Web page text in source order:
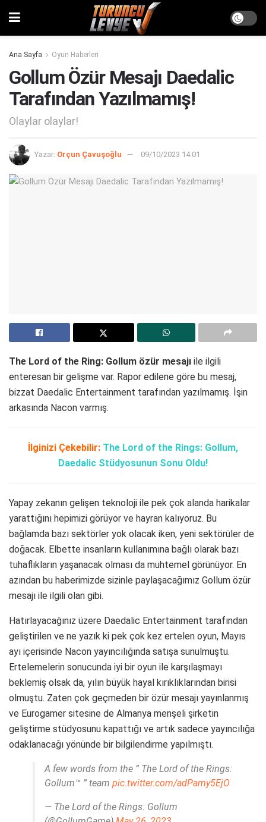
Ana Sayfa Oyun Haberleri
Gollum Özür Mesajı Daedalic
Tarafından Yazılmamış!
Olaylar olaylar!
Yazar: Orçun Çavuşoğlu 09/10/2023 14:01
The Lord of the Ring: Gollum özür mesajı ile ilgili
enteresan bir gelişme var. Rapor edilene göre bu mesaj,
bizzat Daedalic Entertainment tarafından yazılmamış. İşin
arkasında Nacon varmış.
İlginizi Çekebilir: The Lord of the Rings: Gollum,
Daedalic Stüdyosunun Sonu Oldu!
Yapay zekanın gelişen teknoloji ile pek çok alanda harikalar
yarattığını hepimizi görüyor ve hayran kalıyoruz. Bu
bağlamda bazı sektörler yok olacak iken, yeni sektörüler de
doğacak. Elbette insanların kullanımına bağlı olarak bazı
tuhaflıkların yaşanacak olması da muhtemel görünüyor. En
azından bu haberimizde sizinle paylaşacağımız Gollum özür
mesajı ile ilgili olan gibi.
Hatırlayacağınız üzere Daedalic Entertainment tarafından
geliştirilen ve ne yazık ki pek çok kez ertelen oyun, Mayıs
ayı içerisinde Nacon yayıncılığında satışa sunulmuştu.
Ertelemelerin sonucunda iyi bir oyun ile karşılaşmayı
beklemiş olsak da, yılın büyük hayal kırıklıklarından birisi
olmuştu. Zaten çok geçmeden bir özür mesajı yayınlanmış
ve Eurogamer sitesine de Almanya menşeli şirketin
geliştirme stüdyosunu kapattığı ve artık sadece yayıncılığa
odaklanacağı yönünde bir bilgilendirme yapılmıştı.
A few words from the ” The Lord of the Rings:
Gollum™ ” team pic.twitter.com/adPamy5EjO
— The Lord of the Rings: Gollum